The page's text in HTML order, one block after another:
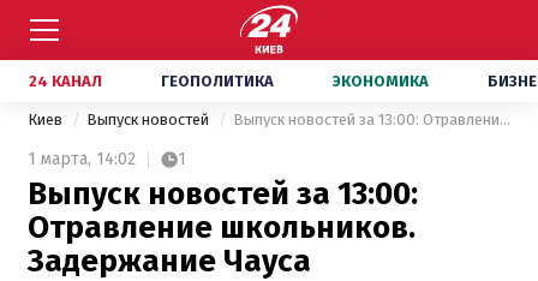
24 КАНАЛ ГЕОПОЛИТИКА ЭКОНОМИКА
Киев Выпуск новостей Выпуск новостей за 13:00: Отравление школьников. Задержание Чауса
1 марта, 14:02 1
Выпуск новостей за 13:00:
Отравление школьников.
Задержание Чауса